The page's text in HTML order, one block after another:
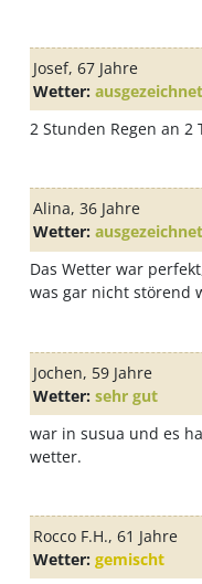
Josef, 67 Jahre
Wetter: ausgezeichnet
2 Stunden Regen an 2
Alina, 36 Jahre
Wetter: ausgezeichnet
Das Wetter war
was gar nicht störend
Jochen, 59 Jahre
Wetter: sehr gut
war in susua und es
wetter.
Rocco F.H., 61 Jahre
Wetter: gemischt